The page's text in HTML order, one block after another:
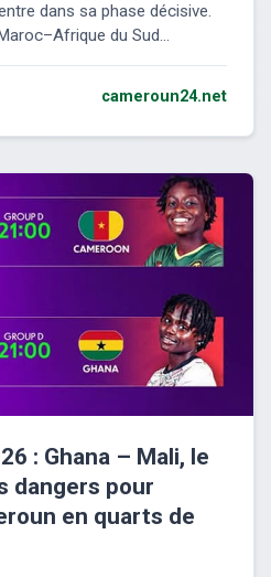
dans sa phase décisive.
du Sud...
cameroun24.net
: Ghana – Mali, le
dangers pour
en quarts de